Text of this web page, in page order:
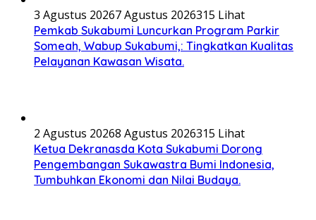
3 Agustus 20267 Agustus 2026315 Lihat
Pemkab Sukabumi Luncurkan Program Parkir
Someah, Wabup Sukabumi,: Tingkatkan Kualitas
Pelayanan Kawasan Wisata.
2 Agustus 20268 Agustus 2026315 Lihat
Ketua Dekranasda Kota Sukabumi Dorong
Pengembangan Sukawastra Bumi Indonesia,
Tumbuhkan Ekonomi dan Nilai Budaya.